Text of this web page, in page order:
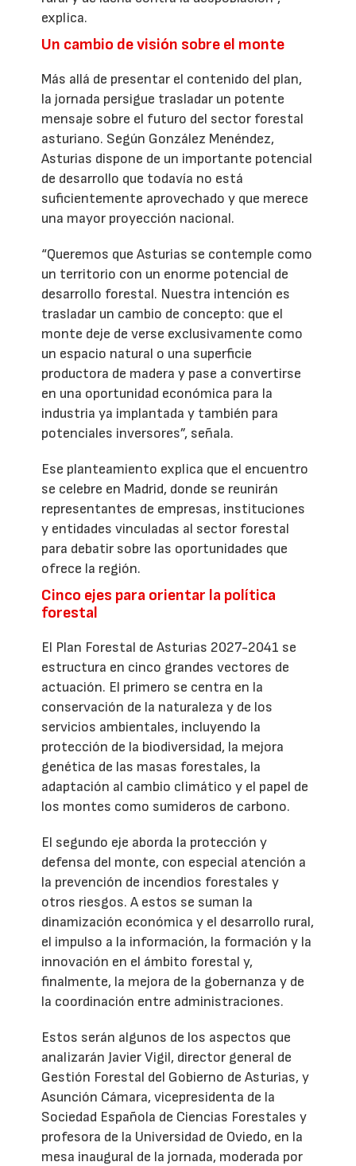
explica.
Un cambio de visión sobre el monte
Más allá de presentar el contenido del plan,
la jornada persigue trasladar un potente
mensaje sobre el futuro del sector forestal
asturiano. Según González Menéndez,
Asturias dispone de un importante potencial
de desarrollo que todavía no está
suficientemente aprovechado y que merece
una mayor proyección nacional.
“Queremos que Asturias se contemple como
un territorio con un enorme potencial de
desarrollo forestal. Nuestra intención es
trasladar un cambio de concepto: que el
monte deje de verse exclusivamente como
un espacio natural o una superficie
productora de madera y pase a convertirse
en una oportunidad económica para la
industria ya implantada y también para
potenciales inversores”, señala.
Ese planteamiento explica que el encuentro
se celebre en Madrid, donde se reunirán
representantes de empresas, instituciones
y entidades vinculadas al sector forestal
para debatir sobre las oportunidades que
ofrece la región.
Cinco ejes para orientar la política
forestal
El Plan Forestal de Asturias 2027-2041 se
estructura en cinco grandes vectores de
actuación. El primero se centra en la
conservación de la naturaleza y de los
servicios ambientales, incluyendo la
protección de la biodiversidad, la mejora
genética de las masas forestales, la
adaptación al cambio climático y el papel de
los montes como sumideros de carbono.
El segundo eje aborda la protección y
defensa del monte, con especial atención a
la prevención de incendios forestales y
otros riesgos. A estos se suman la
dinamización económica y el desarrollo rural,
el impulso a la información, la formación y la
innovación en el ámbito forestal y,
finalmente, la mejora de la gobernanza y de
la coordinación entre administraciones.
Estos serán algunos de los aspectos que
analizarán Javier Vigil, director general de
Gestión Forestal del Gobierno de Asturias, y
Asunción Cámara, vicepresidenta de la
Sociedad Española de Ciencias Forestales y
profesora de la Universidad de Oviedo, en la
mesa inaugural de la jornada, moderada por